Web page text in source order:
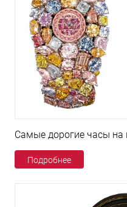
Самые дорогие часы на
Подробнее